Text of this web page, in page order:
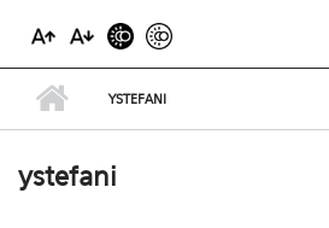
YSTEFANI
ystefani